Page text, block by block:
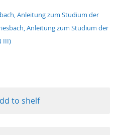
format
Anleitung zum Studium der
Anleitung zum Studium der
III)
to shelf